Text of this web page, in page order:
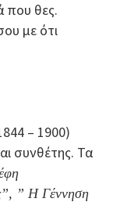
που θες.
με ότι
– 1900)
συνθέτης. Τα
” Η Γέννηση